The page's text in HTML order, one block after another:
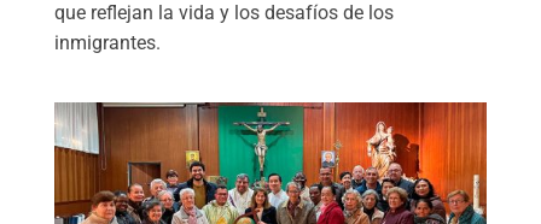
que reflejan la vida y los desafíos de los
inmigrantes.